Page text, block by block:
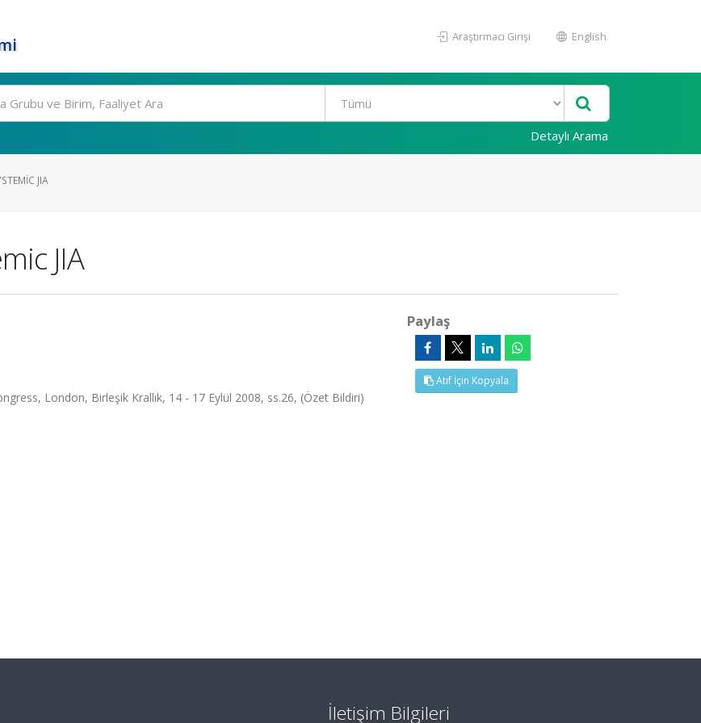
Araştırmacı Girişi English
Detaylı Arama
JIA
JIA
London, Birleşik Krallık, 14 - 17 Eylül 2008, ss.26, (Özet Bildiri)
Paylaş
Atıf İçin Kopyala
İletişim Bilgileri